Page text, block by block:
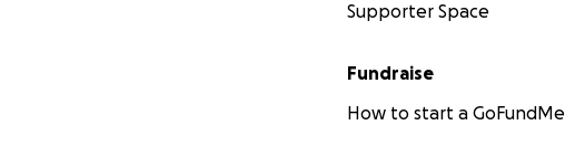
Supporter Space
Fundraise
How to start a GoFundMe